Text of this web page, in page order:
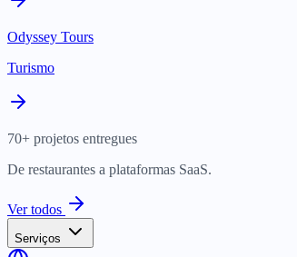
Odyssey Tours
Turismo
70+ projetos entregues
De restaurantes a plataformas SaaS.
Ver todos
Serviços